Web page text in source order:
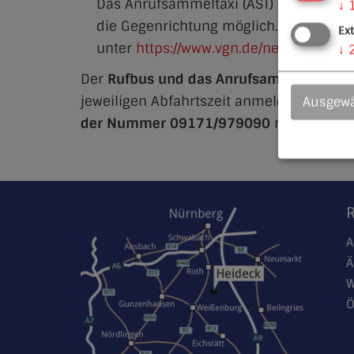
Das Anrufsammeltaxi (AST) holt die
die Gegenrichtung möglich. Die
unter https://www.vgn.de/netz-
Der Rufbus und das Anrufsammeltaxi
jeweiligen Abfahrtszeit anmeldet. Dies
der Nummer 09171/979090 möglich.
↓
↓